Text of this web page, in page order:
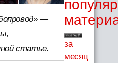
—
статье.
за
месяц